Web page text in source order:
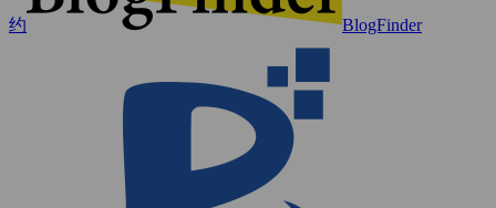
约 BlogFinder